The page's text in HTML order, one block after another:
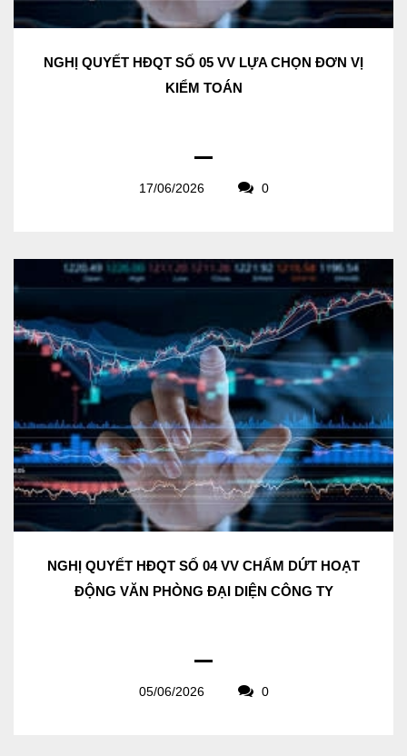
NGHỊ QUYẾT HĐQT SỐ 05 VV LỰA CHỌN ĐƠN VỊ
KIỂM TOÁN
17/06/2026 0
NGHỊ QUYẾT HĐQT SỐ 04 VV CHẤM DỨT HOẠT
ĐỘNG VĂN PHÒNG ĐẠI DIỆN CÔNG TY
05/06/2026 0